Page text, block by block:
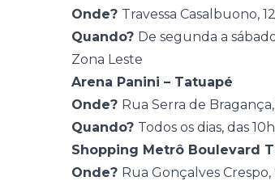
Onde? Travessa Casalbuono,
Quando? De segunda a
Zona Leste
Arena Panini – Tatuapé
Onde? Rua Serra de
Quando? Todos os dias, das
Shopping Metrô Boulevard
Onde? Rua Gonçalves